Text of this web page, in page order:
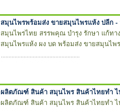
สมุนไพรพร้อมส่ง ขายสมุนไพรแห้ง ปลีก -
สมุนไพรไทย สรรพคุณ บำรุง รักษา แก้ทา
สมุนไพรแห้ง ผง บด พร้อมส่ง ขายสมุนไพ
ผลิตภัณฑ์ สินค้า สมุนไพร สินค้าไทยทำ ไ
ผลิตภัณฑ์ สินค้า สมุนไพร สินค้าไทยทำ ไ